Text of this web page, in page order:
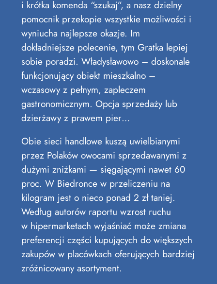
i krótka komenda “szukaj”, a nasz dzielny
pomocnik przekopie wszystkie możliwości i
wyniucha najlepsze okazje. Im
dokładniejsze polecenie, tym Gratka lepiej
sobie poradzi. Władysławowo – doskonale
funkcjonujący obiekt mieszkalno –
wczasowy z pełnym, zapleczem
gastronomicznym. Opcja sprzedaży lub
dzierżawy z prawem pier…
Obie sieci handlowe kuszą uwielbianymi
przez Polaków owocami sprzedawanymi z
dużymi zniżkami — sięgającymi nawet 60
proc. W Biedronce w przeliczeniu na
kilogram jest o nieco ponad 2 zł taniej.
Według autorów raportu wzrost ruchu
w hipermarketach wyjaśniać może zmiana
preferencji części kupujących do większych
zakupów w placówkach oferujących bardziej
zróżnicowany asortyment.